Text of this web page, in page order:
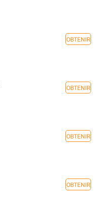
OBTENIR
OBTENIR
OBTENIR
OBTENIR